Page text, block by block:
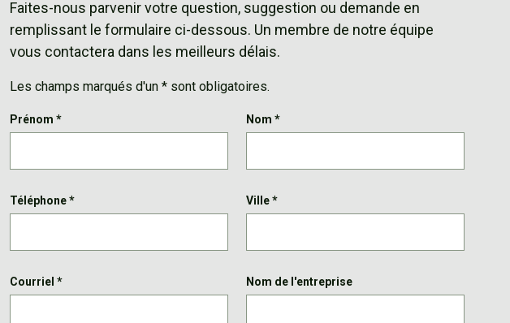
Faites-nous parvenir votre question, suggestion ou demande en
remplissant le formulaire ci-dessous. Un membre de notre équipe
vous contactera dans les meilleurs délais.
Les champs marqués d'un * sont obligatoires.
Prénom * Nom*
Téléphone* Ville*
Courriel * Nom de l'entreprise